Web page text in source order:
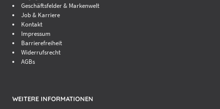
Geschäftsfelder & Markenwelt
Job & Karriere
Kontakt
Impressum
Barrierefreiheit
Widerrufsrecht
AGBs
WEITERE INFORMATIONEN